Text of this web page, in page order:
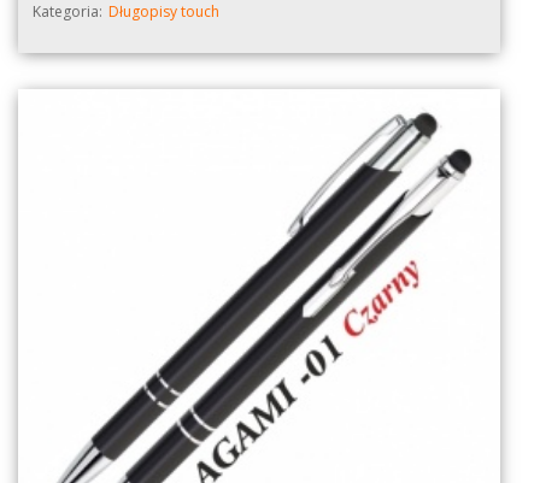
Kategoria: Długopisy touch